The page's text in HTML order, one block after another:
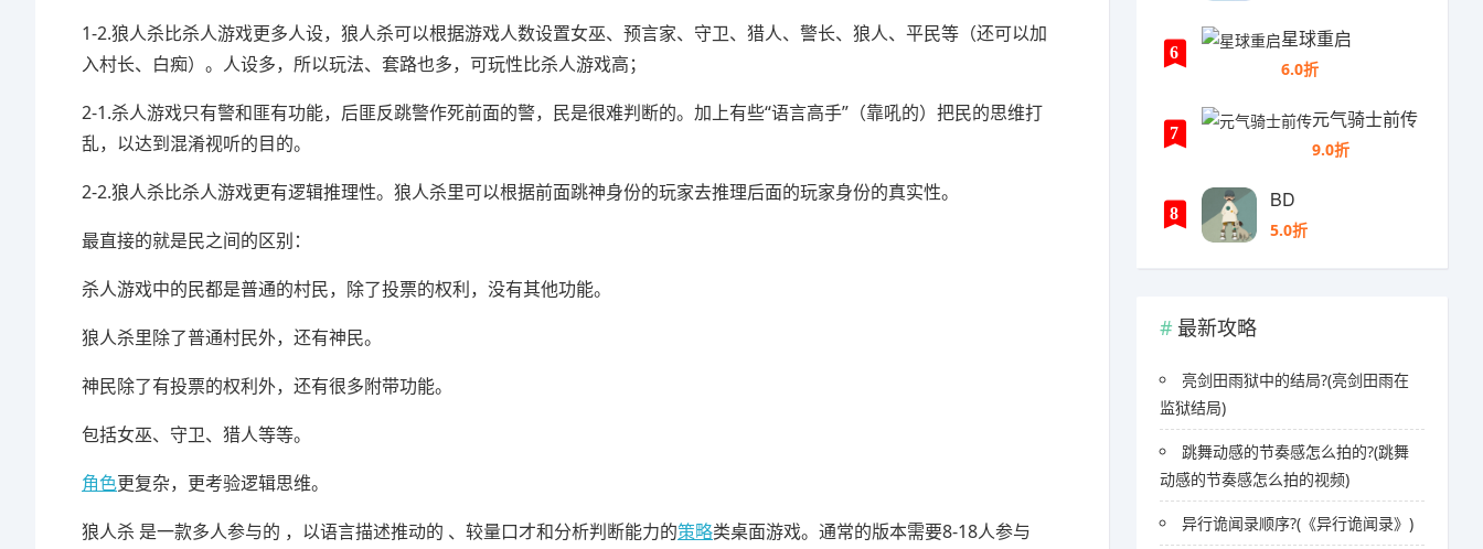
1-2.狼人杀比杀人游戏更多人设，狼人杀可以根据游戏人数设置女巫、预言家、守卫、猎人、警长、狼人、平民等（还可以加
入村长、白痴）。人设多，所以玩法、套路也多，可玩性比杀人游戏高；
2-1.杀人游戏只有警和匪有功能，后匪反跳警作死前面的警，民是很难判断的。加上有些“语言高手”（靠吼的）把民的思维打
乱，以达到混淆视听的目的。
2-2.狼人杀比杀人游戏更有逻辑推理性。狼人杀里可以根据前面跳神身份的玩家去推理后面的玩家身份的真实性。
最直接的就是民之间的区别：
杀人游戏中的民都是普通的村民，除了投票的权利，没有其他功能。
狼人杀里除了普通村民外，还有神民。
神民除了有投票的权利外，还有很多附带功能。
包括女巫、守卫、猎人等等。
角色更复杂，更考验逻辑思维。
狼人杀 是一款多人参与的 ，以语言描述推动的 、较量口才和分析判断能力的策略类桌面游戏。通常的版本需要8-18人参与
6
星球重启
6.0折
7
元气骑士前传
9.0折
8
BD
5.0折
最新攻略
亮剑田雨狱中的结局?(亮剑田雨在
监狱结局)
跳舞动感的节奏感怎么拍的?(跳舞
动感的节奏感怎么拍的视频)
异行诡闻录顺序?(《异行诡闻录》)